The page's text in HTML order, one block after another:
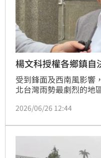
楊文科授權各鄉鎮自
受到鋒面及西南風影響
北台灣雨勢最劇烈的地
露，團隊上午8時50分
2026/06/26 12:44